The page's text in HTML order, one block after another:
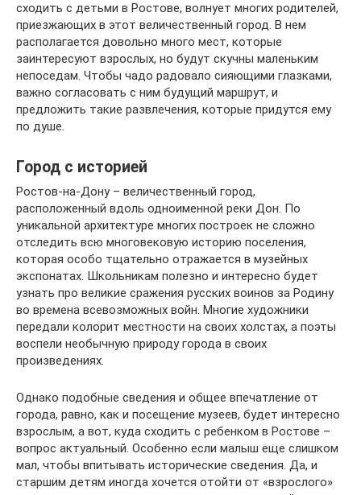
сходить с детьми в Ростове, волнует многих родителей,
приезжающих в этот величественный город. В нем
располагается довольно много мест, которые
заинтересуют взрослых, но будут скучны маленьким
непоседам. Чтобы чадо радовало сияющими глазками,
важно согласовать с ним будущий маршрут, и
предложить такие развлечения, которые придутся ему
по душе.
Город с историей
Ростов-на-Дону – величественный город,
расположенный вдоль одноименной реки Дон. По
уникальной архитектуре многих построек не сложно
отследить всю многовековую историю поселения,
которая особо тщательно отражается в музейных
экспонатах. Школьникам полезно и интересно будет
узнать про великие сражения русских воинов за Родину
во времена всевозможных войн. Многие художники
передали колорит местности на своих холстах, а поэты
воспели необычную природу города в своих
произведениях.
Однако подобные сведения и общее впечатление от
города, равно, как и посещение музеев, будет интересно
взрослым, а вот, куда сходить с ребенком в Ростове –
вопрос актуальный. Особенно если малыш еще слишком
мал, чтобы впитывать исторические сведения. Да, и
старшим детям иногда хочется отойти от «взрослого»